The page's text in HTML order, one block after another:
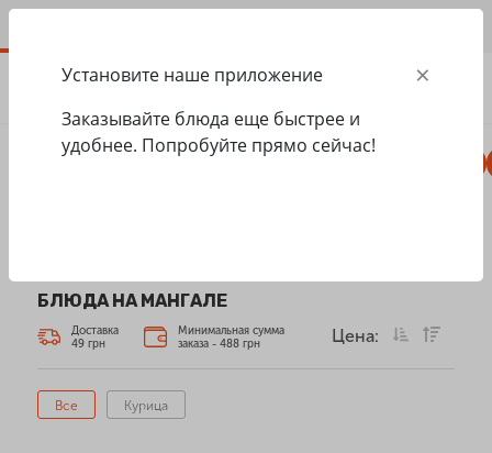
БЛЮДА НА МАНГАЛЕ
Доставка
49 грн
Минимальная сумма
заказа - 488 грн
Цена:
Все Курица
Установите наше приложение ×
Заказывайте блюда еще быстрее и
удобнее. Попробуйте прямо сейчас!